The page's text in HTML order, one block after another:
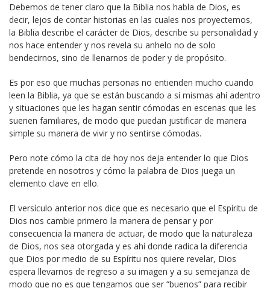
Debemos de tener claro que la Biblia nos habla de Dios, es
decir, lejos de contar historias en las cuales nos proyectemos,
la Biblia describe el carácter de Dios, describe su personalidad y
nos hace entender y nos revela su anhelo no de solo
bendecirnos, sino de llenarnos de poder y de propósito.
Es por eso que muchas personas no entienden mucho cuando
leen la Biblia, ya que se están buscando a sí mismas ahí adentro
y situaciones que les hagan sentir cómodas en escenas que les
suenen familiares, de modo que puedan justificar de manera
simple su manera de vivir y no sentirse cómodas.
Pero note cómo la cita de hoy nos deja entender lo que Dios
pretende en nosotros y cómo la palabra de Dios juega un
elemento clave en ello.
El versículo anterior nos dice que es necesario que el Espíritu de
Dios nos cambie primero la manera de pensar y por
consecuencia la manera de actuar, de modo que la naturaleza
de Dios, nos sea otorgada y es ahí donde radica la diferencia
que Dios por medio de su Espíritu nos quiere revelar, Dios
espera llevarnos de regreso a su imagen y a su semejanza de
modo que no es que tengamos que ser “buenos” para recibir